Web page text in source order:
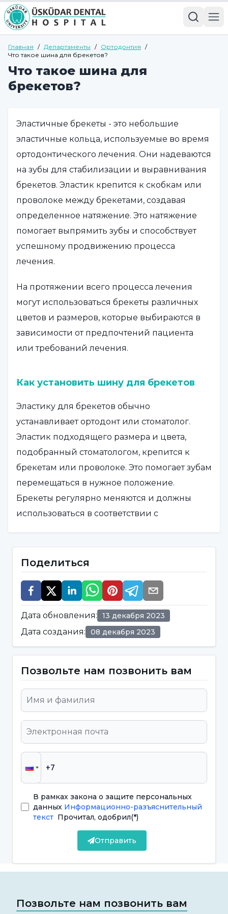
Главная / Департаменты / Ортодонтия /
Что такое шина для брекетов?
Что такое шина для
брекетов?
Эластичные брекеты - это небольшие
эластичные кольца, используемые во время
ортодонтического лечения. Они надеваются
на зубы для стабилизации и выравнивания
брекетов. Эластик крепится к скобкам или
проволоке между брекетами, создавая
определенное натяжение. Это натяжение
помогает выпрямить зубы и способствует
успешному продвижению процесса
лечения.
На протяжении всего процесса лечения
могут использоваться брекеты различных
цветов и размеров, которые выбираются в
зависимости от предпочтений пациента
или требований лечения.
Как установить шину для брекетов
Эластику для брекетов обычно
устанавливает ортодонт или стоматолог.
Эластик подходящего размера и цвета,
подобранный стоматологом, крепится к
брекетам или проволоке. Это помогает зубам
перемещаться в нужное положение.
Брекеты регулярно меняются и должны
использоваться в соответствии с
осмотры и оценивается состояние
эластиков. Таким образом, коррекция зубов
проходит успешно.
Почему устанавливается шина для
устанавливаются с различными целями.
Основными причинами установки брекетов
являются:
Выравнивание зубов:
помогают зубам перемещаться в нужное
положение. Это позволяет выровнять зубы
более правильно.
Закрытие промежутков между зубами:
Эластик может использоваться для закрытия
промежутков между зубами. Это помогает
уменьшить зазор между зубами и
Поделиться
Дата обновления: 13 декабря 2023
Дата создания: 08 декабря 2023
Позвольте нам позвонить вам
В рамках закона о защите персональных
данных Информационно-разъяснительный
текст Прочитал, одобрил(*)
Отправить
Позвольте нам позвонить вам